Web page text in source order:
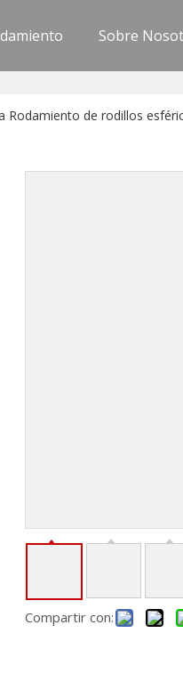
Sobre
Rodamiento de rodillos
Compartir con: